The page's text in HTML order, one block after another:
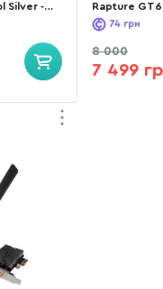
Silver -
Ryzen AI
PCI-E
Rapture GT6
(90IG07F0-
74 грн
8 000
7 499